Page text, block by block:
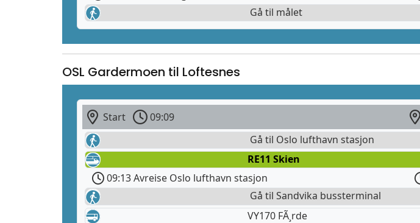
Gå til målet
OSL Gardermoen til Loftesnes
Start 09:09
Gå til Oslo lufthavn stasjon
RE11 Skien
09:13 Avreise Oslo lufthavn stasjon
Gå til Sandvika bussterminal
VY170 FÃ¸rde